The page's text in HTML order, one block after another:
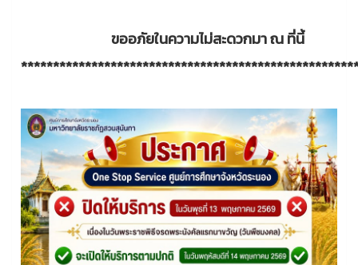
ขออภัยในความไม่สะดวกมา ณ ที่นี้